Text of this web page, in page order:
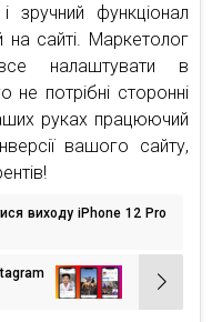
зручний функціонал
на сайті. Маркетолог
налаштувати в
не потрібні сторонні
руках працюючий
вашого сайту,
виходу iPhone 12 Pro